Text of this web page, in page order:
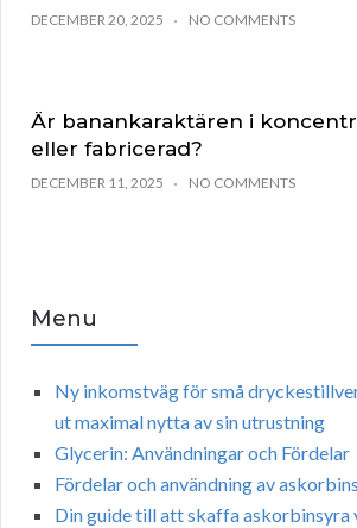
DECEMBER 20, 2025 NO COMMENTS
Är banankaraktären i
eller fabricerad?
DECEMBER 11, 2025 NO COMMENTS
Menu
Ny inkomstväg för små
ut maximal nytta av sin utrustning
Glycerin: Användningar och Fördelar
Fördelar och användning av
Din guide till att skaffa